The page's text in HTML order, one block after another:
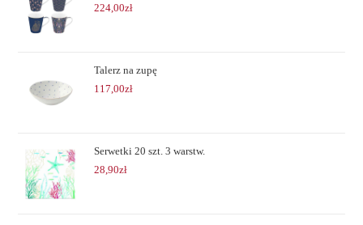
224,00zł
Talerz na zupę
117,00zł
Serwetki 20 szt. 3 warstw.
28,90zł